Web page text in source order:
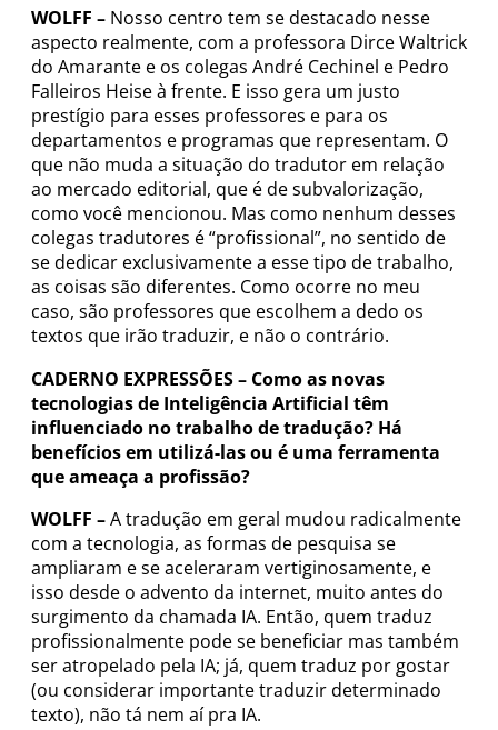
WOLFF – Nosso centro tem se destacado nesse
aspecto realmente, com a professora Dirce Waltrick
do Amarante e os colegas André Cechinel e Pedro
Falleiros Heise à frente. E isso gera um justo
prestígio para esses professores e para os
departamentos e programas que representam. O
que não muda a situação do tradutor em relação
ao mercado editorial, que é de subvalorização,
como você mencionou. Mas como nenhum desses
colegas tradutores é “profissional”, no sentido de
se dedicar exclusivamente a esse tipo de trabalho,
as coisas são diferentes. Como ocorre no meu
caso, são professores que escolhem a dedo os
textos que irão traduzir, e não o contrário.
CADERNO EXPRESSÕES – Como as novas
tecnologias de Inteligência Artificial têm
influenciado no trabalho de tradução? Há
benefícios em utilizá-las ou é uma ferramenta
que ameaça a profissão?
WOLFF –A tradução em geral mudou radicalmente
com a tecnologia, as formas de pesquisa se
ampliaram e se aceleraram vertiginosamente, e
isso desde o advento da internet, muito antes do
surgimento da chamada IA. Então, quem traduz
profissionalmente pode se beneficiar mas também
ser atropelado pela IA; já, quem traduz por gostar
(ou considerar importante traduzir determinado
texto), não tá nem aí pra IA.